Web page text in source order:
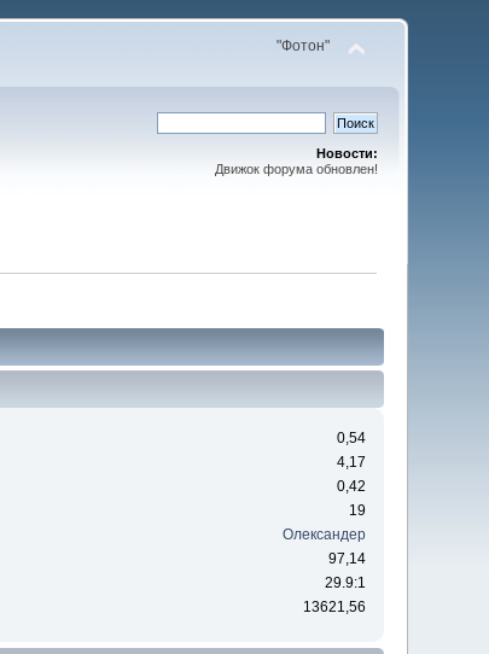
"Фотон"
Новости:
Движок форума обновлен!
0,54
4,17
0,42
19
Олександер
97,14
29.9:1
13621,56